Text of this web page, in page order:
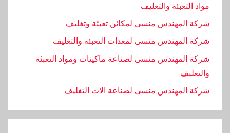
مواد التعبئة والتغليف
شركة المهندس منسى لمكائن تعبئة وتغليف
شركة المهندس منسى لمعدات التعبئة والتغليف
شركة المهندس منسى لصناعة ماكينات ومواد التعبئة
والتغليف
‏شركة المهندس منسى لصناعة الات التغليف